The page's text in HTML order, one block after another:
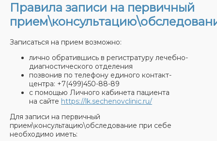
Правила записи на первичный
Записаться на прием возможно:
лично обратившись в регистратуру лечебно-
диагностического отделения
позвонив по телефону единого контакт-
центра: +7(499)450-88-89
с помощью Личного кабинета пациента
на сайте https://lk.sechenovclinic.ru/
Для записи на первичный
прием\консультацию\обследование при себе
необходимо иметь: